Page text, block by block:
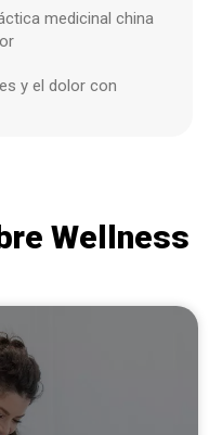
medicinal china
y el dolor con
Wellness